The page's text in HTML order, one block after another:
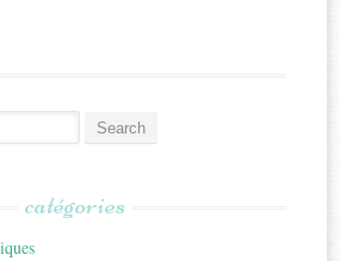
catégories